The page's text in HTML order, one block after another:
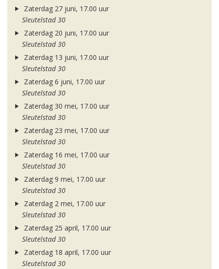
Zaterdag 27 juni, 17.00 uur
Sleutelstad 30
Zaterdag 20 juni, 17.00 uur
Sleutelstad 30
Zaterdag 13 juni, 17.00 uur
Sleutelstad 30
Zaterdag 6 juni, 17.00 uur
Sleutelstad 30
Zaterdag 30 mei, 17.00 uur
Sleutelstad 30
Zaterdag 23 mei, 17.00 uur
Sleutelstad 30
Zaterdag 16 mei, 17.00 uur
Sleutelstad 30
Zaterdag 9 mei, 17.00 uur
Sleutelstad 30
Zaterdag 2 mei, 17.00 uur
Sleutelstad 30
Zaterdag 25 april, 17.00 uur
Sleutelstad 30
Zaterdag 18 april, 17.00 uur
Sleutelstad 30